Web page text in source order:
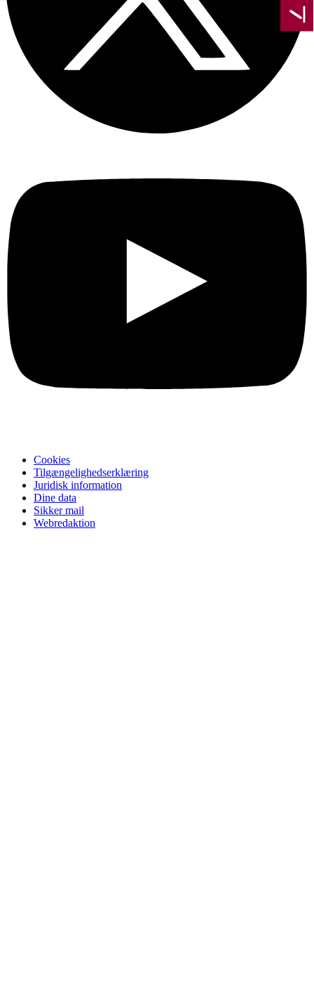
Cookies
Tilgængelighedserklæring
Juridisk information
Dine data
Sikker mail
Webredaktion